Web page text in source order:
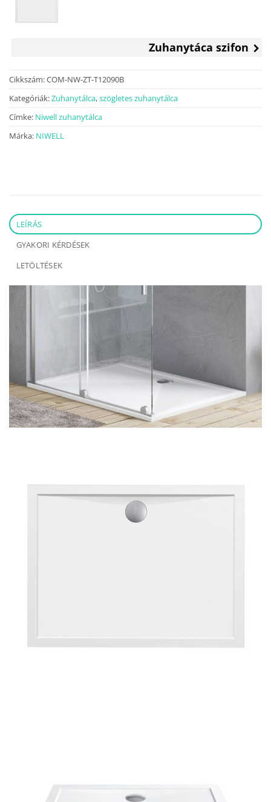
200 Ft. 990 Ft.
Zuhanytáca szifon
Cikkszám:COM-NW-ZT-T12090B
Kategóriák:Zuhanytálca,szögletes zuhanytálca
Címke: Niwell zuhanytálca
Márka: NIWELL
LEÍRÁS
GYAKORI KÉRDÉSEK
LETÖLTÉSEK